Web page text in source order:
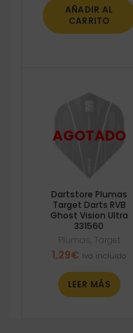
AÑADIR AL
CARRITO
Dartstore Plumas
Target Darts RVB
Ghost Vision Ultra
331560
Plumas Target
1,29€ Iva incluido
LEER MÁS